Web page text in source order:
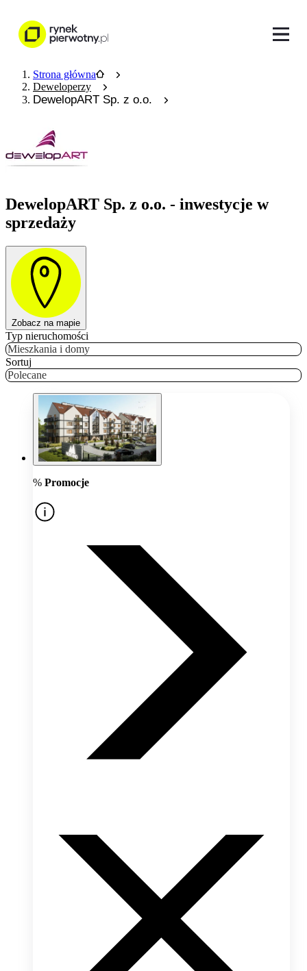
Strona główna
Deweloperzy
DewelopART Sp. z o.o.
DewelopART Sp. z o.o. - inwestycje w
sprzedaży
Zobacz na mapie
Typ nieruchomości
Mieszkania i domy
Sortuj
Polecane
% Promocje